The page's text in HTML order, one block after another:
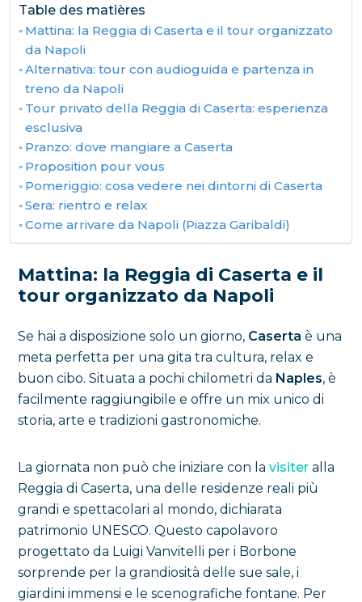
Table des matières
Mattina: la Reggia di Caserta e il tour organizzato
da Napoli
Alternativa: tour con audioguida e partenza in
treno da Napoli
Tour privato della Reggia di Caserta: esperienza
esclusiva
Pranzo: dove mangiare a Caserta
Proposition pour vous
Pomeriggio: cosa vedere nei dintorni di Caserta
Sera: rientro e relax
Come arrivare da Napoli (Piazza Garibaldi)
Mattina: la Reggia di Caserta e il
tour organizzato da Napoli
Se hai a disposizione solo un giorno, Caserta è una
meta perfetta per una gita tra cultura, relax e
buon cibo. Situata a pochi chilometri da Naples, è
facilmente raggiungibile e offre un mix unico di
storia, arte e tradizioni gastronomiche.
La giornata non può che iniziare con la visiter alla
Reggia di Caserta, una delle residenze reali più
grandi e spettacolari al mondo, dichiarata
patrimonio UNESCO. Questo capolavoro
progettato da Luigi Vanvitelli per i Borbone
sorprende per la grandiosità delle sue sale, i
giardini immensi e le scenografiche fontane. Per